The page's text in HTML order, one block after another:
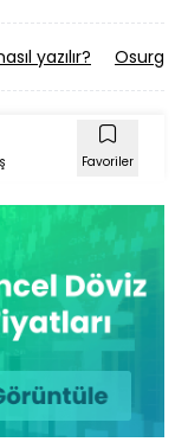
yazılır? Osurgan
Favoriler